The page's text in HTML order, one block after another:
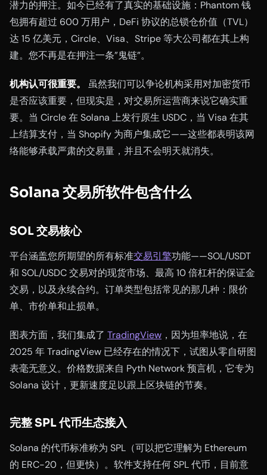
潜力的押注。如今已经有了真实的基础设施：Phantom 钱
包拥有超过 600 万用户，DeFi 协议的总锁仓价值（TVL）
达 15 亿美元，Circle、Visa、Stripe 等大公司都在其上构
建。您不再是在押注一条”鬼链”。
机构认可很重要。
虽然我们可以争论机构采用对加密货币
是否应该重要，但现实是，对交易所运营商来说它确实重
要。当 Circle 在 Solana 上发行原生 USDC，当 Visa 在其
上结算支付，当 Shopify 为商户集成它——这些都表明该网
络能够承载严肃的交易量，并且不会明天就消失。
Solana 交易所软件包含什么
SOL 交易核心
平台涵盖您所期望的所有标准交易引擎功能——SOL/USDT
和 SOL/USDC 交易对的现货市场、最高 10 倍杠杆的保证金
交易，以及永续合约。订单类型包括常见的那几种：限价
单、市价单和止损单。
图表方面，我们集成了 TradingView ，因为坦率地说，在
2025 年 TradingView 已经存在的情况下，试图从零自研图
表毫无意义。价格数据来自 Pyth Network 预言机，它专为
Solana 设计，更新速度足以跟上区块链的节奏。
完整 SPL 代币生态接入
Solana 的代币标准称为 SPL（可以把它理解为 Ethereum
的 ERC-20，但更快）。软件支持任何 SPL 代币，目前意